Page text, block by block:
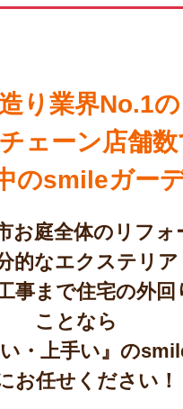
り業界No.1の
ェーン店舗
のsmileガー
お庭全体のリフォ
的なエクステリア
事まで住宅の外回
ことなら
い・上手い』の
お任せください！